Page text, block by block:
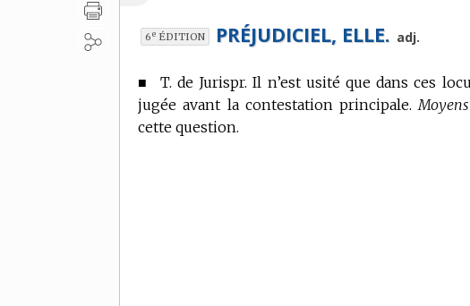
6e ÉDITION PRÉJUDICIEL, ELLE. adj.
■ T. de Jurispr. Il n’est usité que dans ces
jugée avant la contestation principale.
cette question.